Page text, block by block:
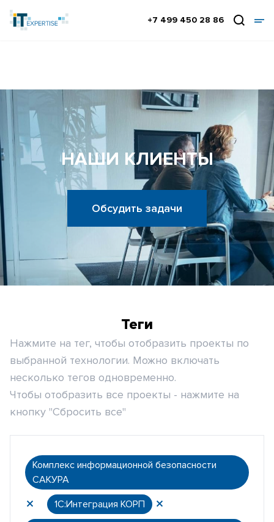
+7 499 450 28 86
НАШИ КЛИЕНТЫ
Обсудить задачи
Теги
Нажмите на тег, чтобы отобразить проекты по
выбранной технологии. Можно включать
несколько тегов одновременно.
Чтобы отобразить все проекты - нажмите на
кнопку "Сбросить все"
Комплекс информационной безопасности
САКУРА
1С:Интеграция КОРП